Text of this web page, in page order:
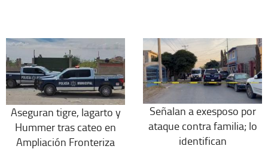
Aseguran tigre, lagarto y
Hummer tras cateo en
Ampliación Fronteriza
Señalan a exesposo por
ataque contra familia; lo
identifican